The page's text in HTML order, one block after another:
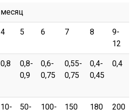
месяц
4 5 6 7 8
9-
12
0,8
0,8-
0,9
0,6-
0,75
0,55-
0,75
0,4-
0,45
0,4
10-
50-
100-
150 180 200